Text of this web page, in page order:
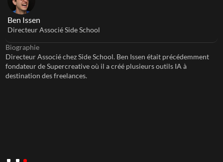
Ben Issen
Directeur Associé Side School
Biographie
Directeur Associé chez Side School. Ben Issen était précédemment
fondateur de Supercreative où il a créé plusieurs outils IA à
destination des freelances.